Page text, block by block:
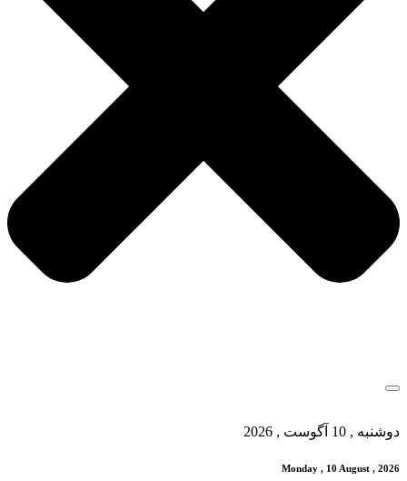
دوشنبه , 10 آگوست , 2026
Monday , 10 August , 2026